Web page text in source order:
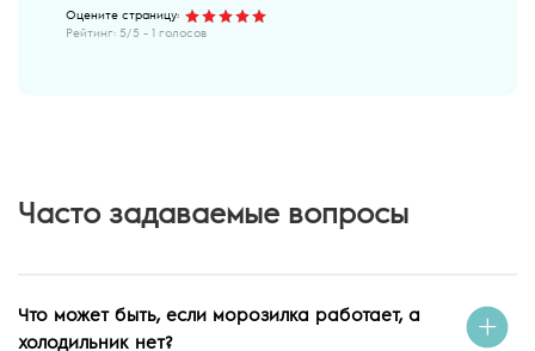
Рейтинг: 5/5 - 1 голосов
Часто задаваемые вопросы
Что может быть, если морозилка работает, а
холодильник нет?